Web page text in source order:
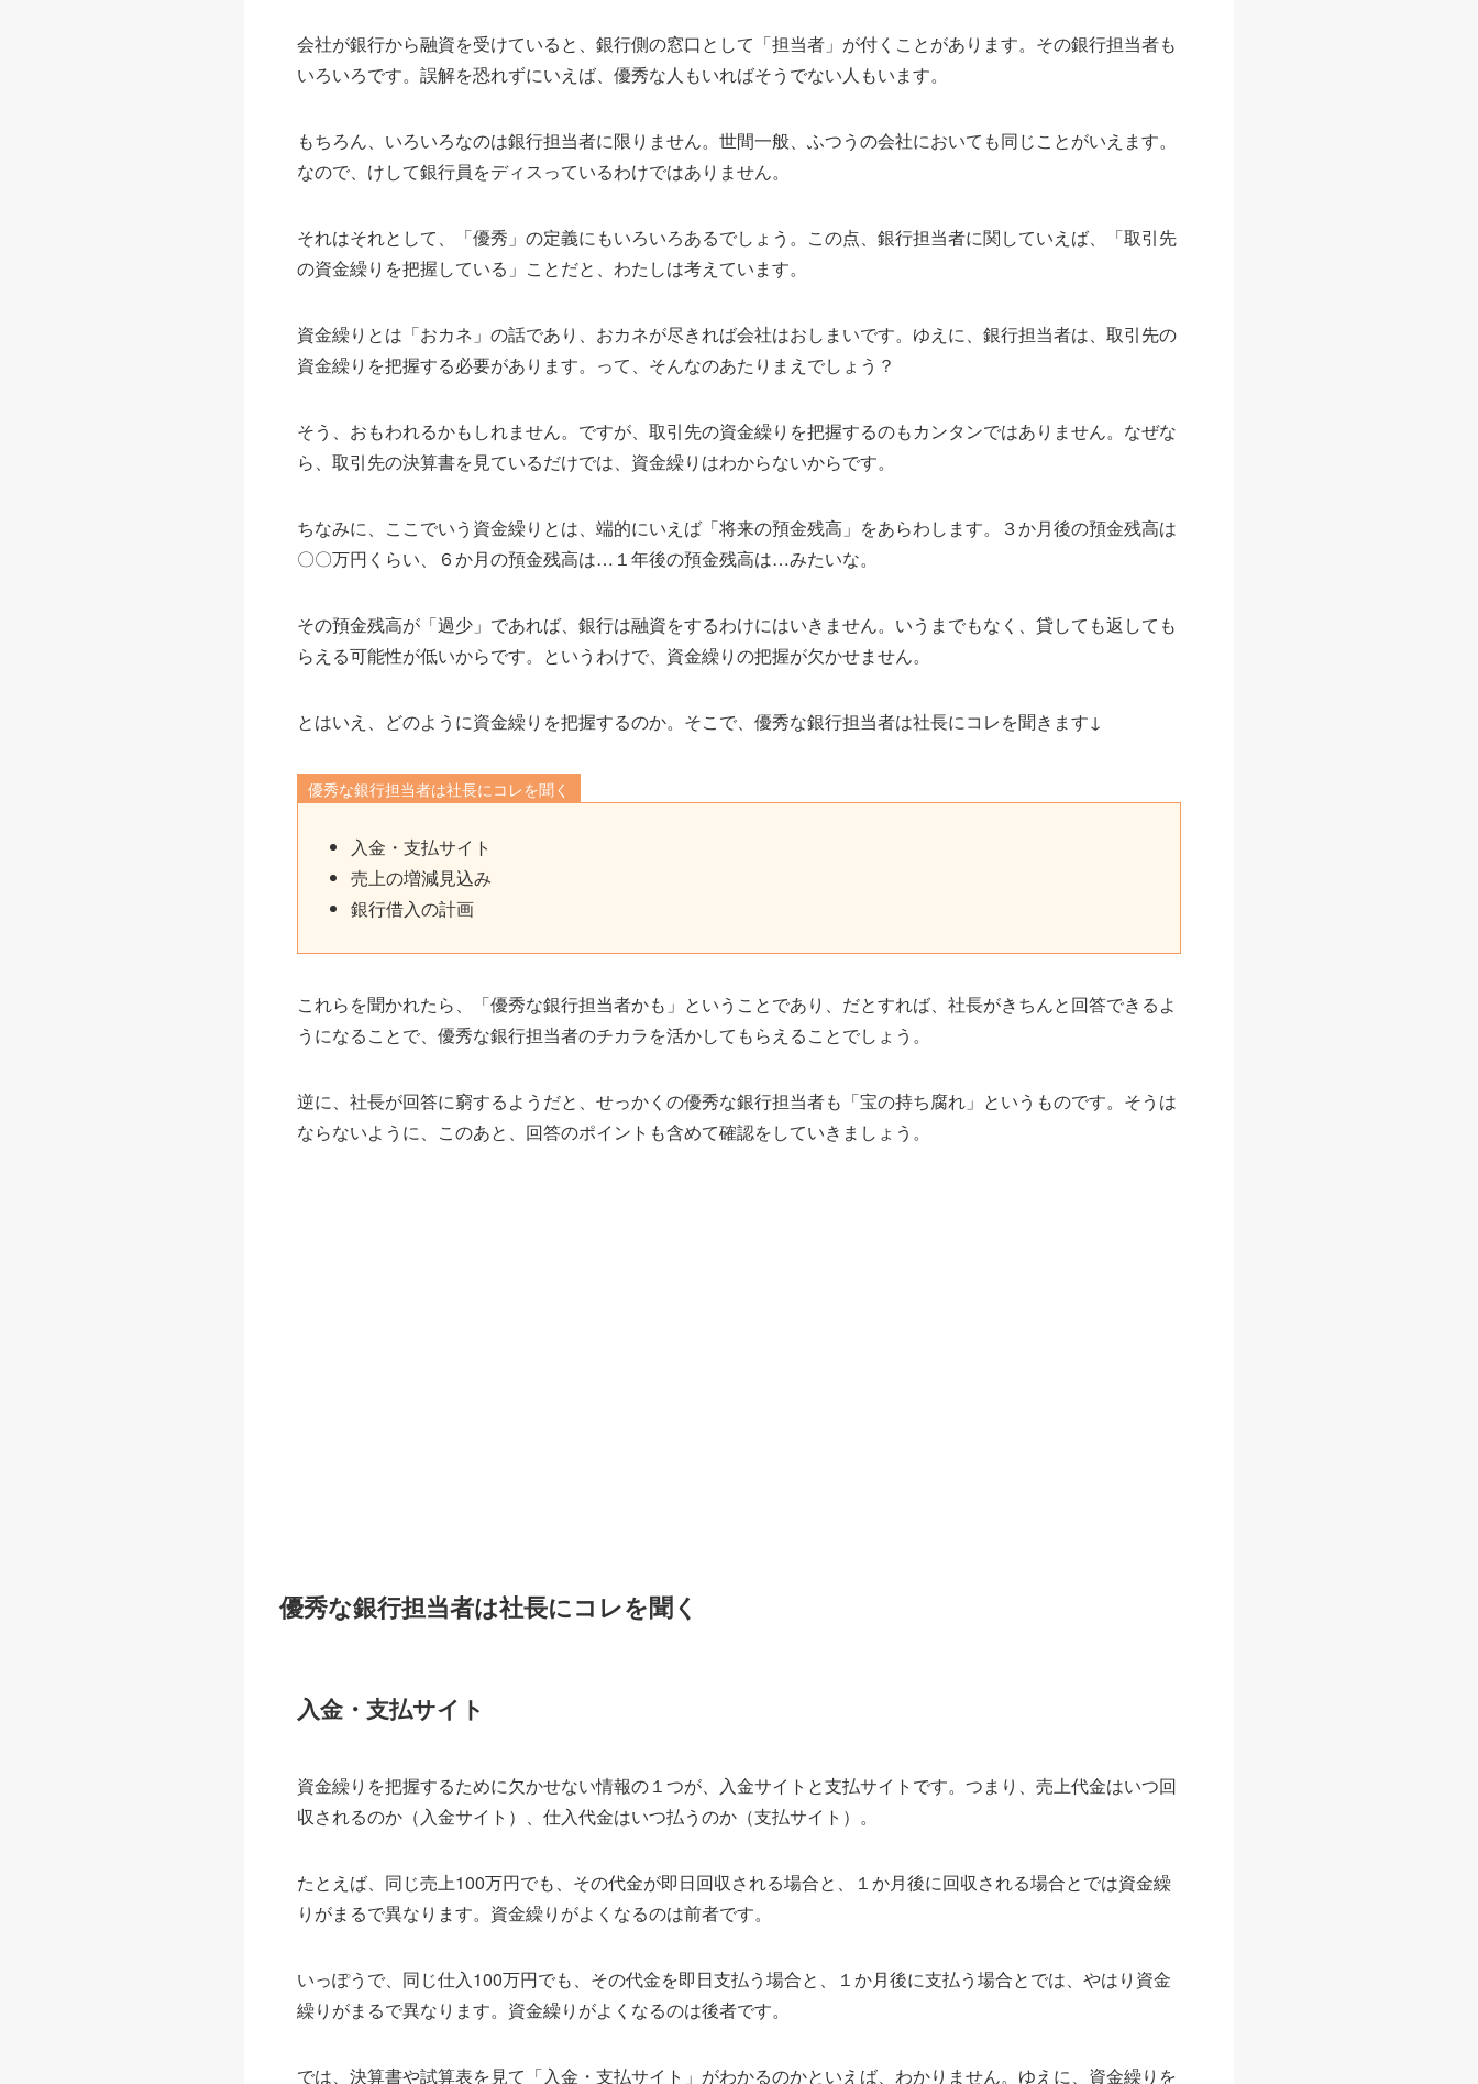
会社が銀行から融資を受けていると、銀行側の窓口として「担当者」が付くことがあります。その銀行担当者も
いろいろです。誤解を恐れずにいえば、優秀な人もいればそうでない人もいます。
もちろん、いろいろなのは銀行担当者に限りません。世間一般、ふつうの会社においても同じことがいえます。
なので、けして銀行員をディスっているわけではありません。
それはそれとして、「優秀」の定義にもいろいろあるでしょう。この点、銀行担当者に関していえば、「取引先
の資金繰りを把握している」ことだと、わたしは考えています。
資金繰りとは「おカネ」の話であり、おカネが尽きれば会社はおしまいです。ゆえに、銀行担当者は、取引先の
資金繰りを把握する必要があります。って、そんなのあたりまえでしょう？
そう、おもわれるかもしれません。ですが、取引先の資金繰りを把握するのもカンタンではありません。なぜな
ら、取引先の決算書を見ているだけでは、資金繰りはわからないからです。
ちなみに、ここでいう資金繰りとは、端的にいえば「将来の預金残高」をあらわします。３か月後の預金残高は
〇〇万円くらい、６か月の預金残高は…１年後の預金残高は…みたいな。
その預金残高が「過少」であれば、銀行は融資をするわけにはいきません。いうまでもなく、貸しても返しても
らえる可能性が低いからです。というわけで、資金繰りの把握が欠かせません。
とはいえ、どのように資金繰りを把握するのか。そこで、優秀な銀行担当者は社長にコレを聞きます↓
優秀な銀行担当者は社長にコレを聞く
入金・支払サイト
売上の増減見込み
銀行借入の計画
これらを聞かれたら、「優秀な銀行担当者かも」ということであり、だとすれば、社長がきちんと回答できるよ
うになることで、優秀な銀行担当者のチカラを活かしてもらえることでしょう。
逆に、社長が回答に窮するようだと、せっかくの優秀な銀行担当者も「宝の持ち腐れ」というものです。そうは
ならないように、このあと、回答のポイントも含めて確認をしていきましょう。
優秀な銀行担当者は社長にコレを聞く
入金・支払サイト
資金繰りを把握するために欠かせない情報の１つが、入金サイトと支払サイトです。つまり、売上代金はいつ回
収されるのか（入金サイト）、仕入代金はいつ払うのか（支払サイト）。
たとえば、同じ売上100万円でも、その代金が即日回収される場合と、１か月後に回収される場合とでは資金繰
りがまるで異なります。資金繰りがよくなるのは前者です。
いっぽうで、同じ仕入100万円でも、その代金を即日支払う場合と、１か月後に支払う場合とでは、やはり資金
繰りがまるで異なります。資金繰りがよくなるのは後者です。
では、決算書や試算表を見て「入金・支払サイト」がわかるのかといえば、わかりません。ゆえに、資金繰りを